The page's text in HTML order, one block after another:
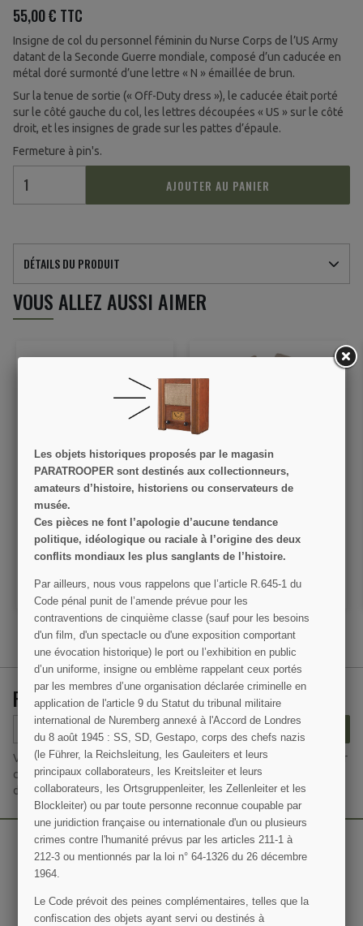
55,00 € TTC
Insigne de col du personnel féminin du Nurse Corps de l’US Army
datant de la Seconde Guerre mondiale, composé d’un caducée en
métal doré surmonté d’une lettre « N » émaillée de brun.
Sur la tenue de sortie (« Off-Duty dress »), le caducée était porté
sur le côté gauche du col, les lettres découpées « US » sur le côté
droit, et les insignes de grade sur les pattes d’épaule.
Fermeture à pin's.
AJOUTER AU PANIER
DÉTAILS DU PRODUIT
VOUS ALLEZ AUSSI AIMER
Calot Flying Nurse, K-1,
1st Lieutenant, 1944
295,00 €
VOIR LE DÉTAIL
AJOUTER AU PANIER
Pantalon Seersucker, US
Army Nurse Corps
155,00 €
VOIR LE DÉTAIL
AJOUTER AU PANIER
RECEVEZ NOS OFFRES SPÉCIALES
S’ABONNER
Vous pouvez vous désinscrire à tout moment. Vous trouverez pour
cela nos informations de contact dans les conditions d'utilisation
du site.
Les objets historiques proposés par le magasin
PARATROOPER sont destinés aux collectionneurs,
amateurs d’histoire, historiens ou conservateurs de
musée.
Ces pièces ne font l’apologie d’aucune tendance
politique, idéologique ou raciale à l’origine des deux
conflits mondiaux les plus sanglants de l’histoire.
Par ailleurs, nous vous rappelons que l’article R.645­-1 du
Code pénal punit de l’amende prévue pour les
contraventions de cinquième classe (sauf pour les besoins
d'un film, d'un spectacle ou d'une exposition comportant
une évocation historique) le port ou l’exhibition en public
d’un uniforme, insigne ou emblème rappelant ceux portés
par les membres d’une organisation déclarée criminelle en
application de l'article 9 du Statut du tribunal militaire
international de Nuremberg annexé à l'Accord de Londres
du 8 août 1945 : SS, SD, Gestapo, corps des chefs nazis
(le Führer, la Reichsleitung, les Gauleiters et leurs
principaux collaborateurs, les Kreitsleiter et leurs
collaborateurs, les Ortsgruppenleiter, les Zellenleiter et les
Blockleiter) ou par toute personne reconnue coupable par
une juridiction française ou internationale d'un ou plusieurs
crimes contre l'humanité prévus par les articles 211-1 à
212-3 ou mentionnés par la loi n° 64-1326 du 26 décembre
1964.
Le Code prévoit des peines complémentaires, telles que la
confiscation des objets ayant servi ou destinés à